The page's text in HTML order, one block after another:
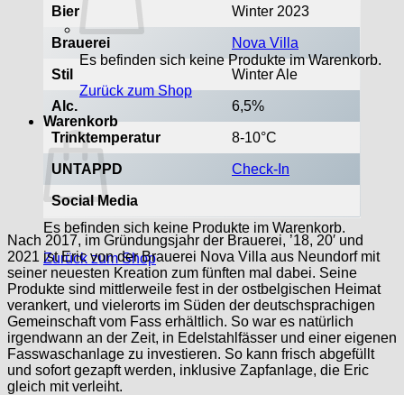
Es befinden sich keine Produkte im Warenkorb.
Zurück zum Shop
Warenkorb
Es befinden sich keine Produkte im Warenkorb.
Zurück zum Shop
Bier Winter 2023
Brauerei Nova Villa
Stil Winter Ale
Alc. 6,5%
Trinktemperatur 8-10°C
UNTAPPD Check-In
Social Media
Nach 2017, im Gründungsjahr der Brauerei, ’18, 20′ und
2021 ist Eric von der Brauerei Nova Villa aus Neundorf mit
seiner neuesten Kreation zum fünften mal dabei. Seine
Produkte sind mittlerweile fest in der ostbelgischen Heimat
verankert, und vielerorts im Süden der deutschsprachigen
Gemeinschaft vom Fass erhältlich. So war es natürlich
irgendwann an der Zeit, in Edelstahlfässer und einer eigenen
Fasswaschanlage zu investieren. So kann frisch abgefüllt
und sofort gezapft werden, inklusive Zapfanlage, die Eric
gleich mit verleiht.